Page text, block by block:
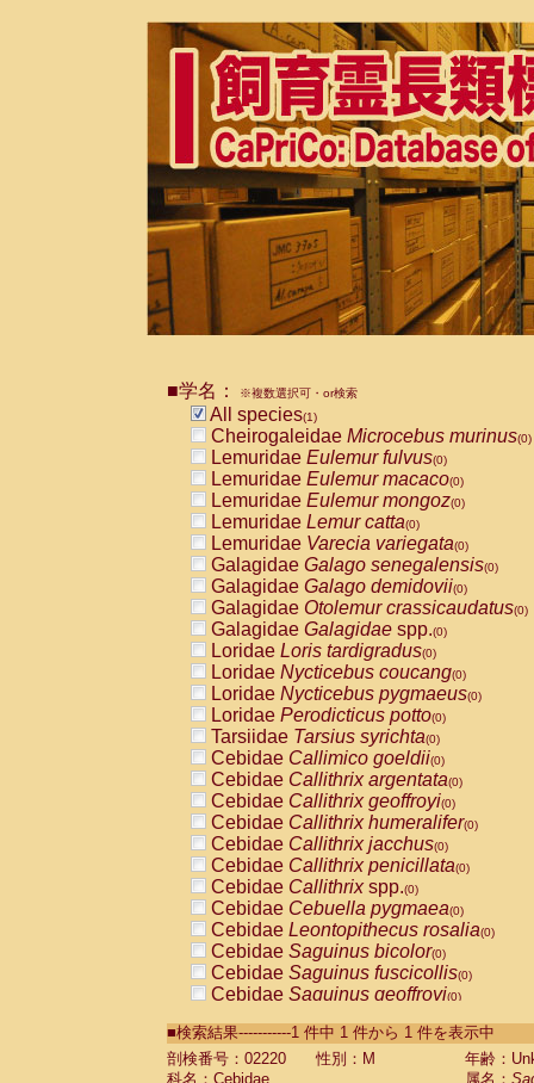
■学名： ※複数選択可・or検索
All species(1)
Cheirogaleidae Microcebus murinus(0)
Lemuridae Eulemur fulvus(0)
Lemuridae Eulemur macaco(0)
Lemuridae Eulemur mongoz(0)
Lemuridae Lemur catta(0)
Lemuridae Varecia variegata(0)
Galagidae Galago senegalensis(0)
Galagidae Galago demidovii(0)
Galagidae Otolemur crassicaudatus(0)
Galagidae Galagidae spp.(0)
Loridae Loris tardigradus(0)
Loridae Nycticebus coucang(0)
Loridae Nycticebus pygmaeus(0)
Loridae Perodicticus potto(0)
Tarsiidae Tarsius syrichta(0)
Cebidae Callimico goeldii(0)
Cebidae Callithrix argentata(0)
Cebidae Callithrix geoffroyi(0)
Cebidae Callithrix humeralifer(0)
Cebidae Callithrix jacchus(0)
Cebidae Callithrix penicillata(0)
Cebidae Callithrixspp.(0)
Cebidae Cebuella pygmaea(0)
Cebidae Leontopithecus rosalia(0)
Cebidae Saguinus bicolor(0)
Cebidae Saguinus fuscicollis(0)
Cebidae Saguinus geoffroyi(0)
CebidaeSaguinus labiatus(0)
Cebidae Saguinus leucopus (0)
■検索結果-----------1 件中 1 件から 1 件を表示中
剖検番号：02220
性別：M
年齢：
科名：Cebidae
属名：